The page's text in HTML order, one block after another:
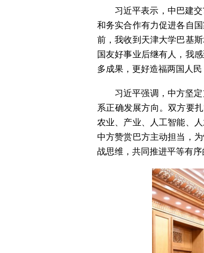
习近平表示，中巴建
和务实合作有力促进各自
前，我收到天津大学巴基
国友好事业后继有人，我
多成果，更好造福两国人
习近平强调，中方坚
系正确发展方向。双方要
农业、产业、人工智能、
中方赞赏巴方主动担当，
战思维，共同推进平等有